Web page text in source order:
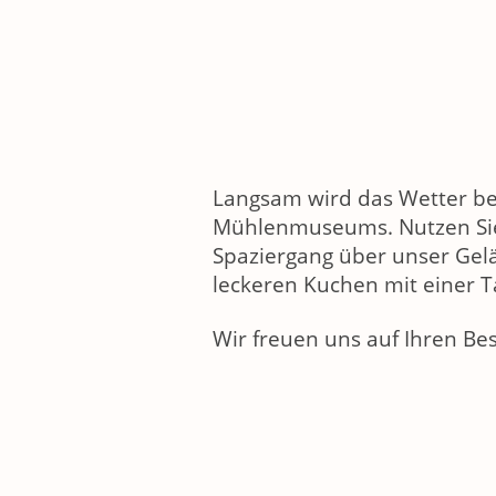
Langsam wird das Wetter
Mühlenmuseums. Nutzen
Spaziergang über unser
leckeren Kuchen mit einer
Wir freuen uns auf Ihren